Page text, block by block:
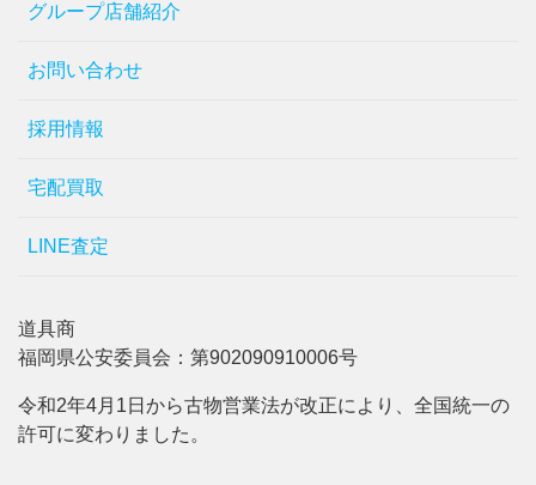
グループ店舗紹介
お問い合わせ
採用情報
宅配買取
LINE査定
道具商
福岡県公安委員会：第902090910006号
令和2年4月1日から古物営業法が改正により、全国統一の
許可に変わりました。